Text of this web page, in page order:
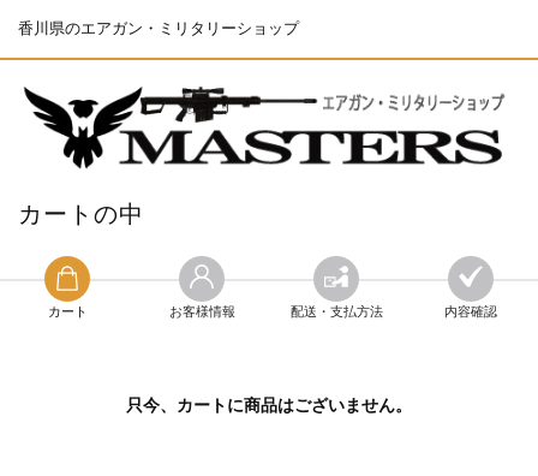
香川県のエアガン・ミリタリーショップ
カートの中
カート お客様情報 配送・支払方法 内容確認
只今、カートに商品はございません。